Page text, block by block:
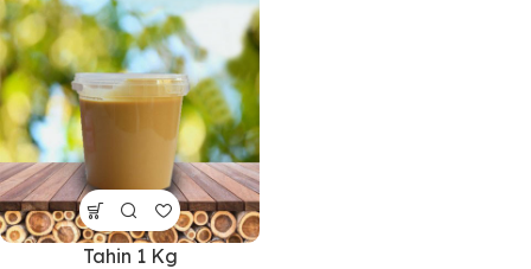
Genel
1 ürün
Tahin 1 Kg